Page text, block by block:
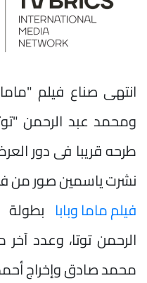
انتهى صناع فيلم
ومحمد عبد الرحمن
طرحه قريبا فى دور
نشرت ياسمين صور
فيلم ماما وبابا
الرحمن توتا، وعدد
محمد صادق وإخراج